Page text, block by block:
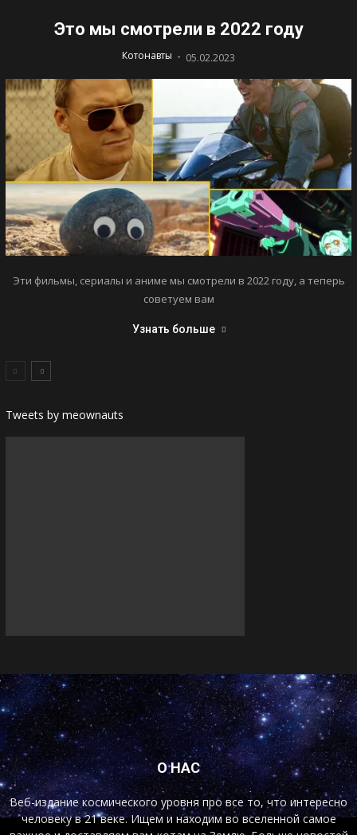
Это мы смотрели в 2022 году
Котонавты - 05.02.2023
Эти фильмы, сериалы и аниме мы смотрели в 2022 году, а теперь
советуем вам
Узнать больше
Tweets by meownauts
О НАС
Веб-издание космического уровня про все то, что интересно
человеку в 21 веке. Ищем и находим во вселенной самое